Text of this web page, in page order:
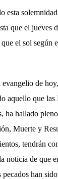
esta
que el jueves
el sol según
evangelio de
aquello que las
ha hallado
Muerte y
tendrán
noticia de que
han